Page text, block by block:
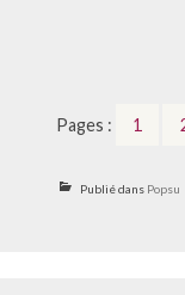
Pages : Page
1
Publié dans Popsu